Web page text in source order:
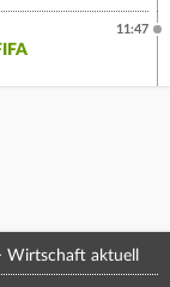
11:47
Wirtschaft aktuell